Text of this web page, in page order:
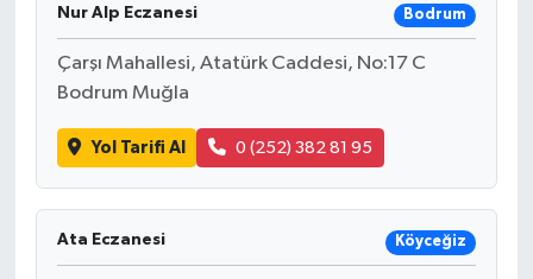
Nur Alp Eczanesi Bodrum
Çarşı Mahallesi, Atatürk Caddesi, No:17 C
Bodrum Muğla
Yol Tarifi Al 0 (252) 382 81 95
Ata Eczanesi Köyceğiz